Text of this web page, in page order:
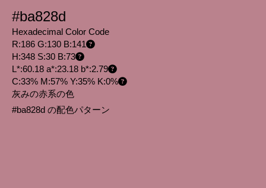
#ba828d
Hexadecimal Color Code
R:186 G:130 B:141
H:348 S:30 B:73
L*:60.18 a*:23.18 b*:2.79
C:33% M:57% Y:35% K:0%
灰みの赤系の色
#ba828d の配色パターン